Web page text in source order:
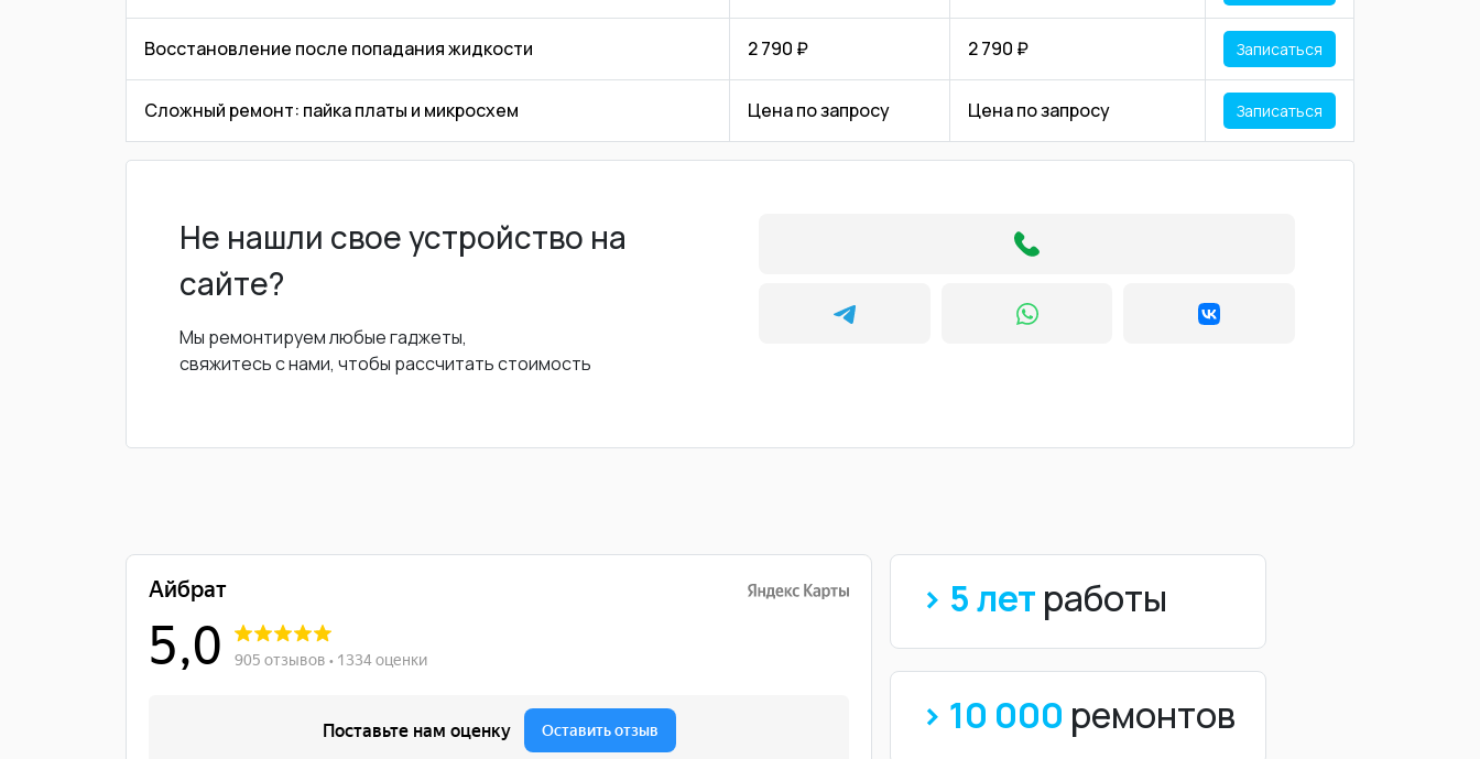
Восстановление после попадания жидкости 2 790 ₽ 2 790 ₽ Записаться
Сложный ремонт: пайка платы и микросхем Цена по запросу Цена по запросу Записаться
Не нашли свое устройство на
сайте?
Мы ремонтируем любые гаджеты,
свяжитесь с нами, чтобы рассчитать стоимость
> 5 лет работы
> 10 000 ремонтов